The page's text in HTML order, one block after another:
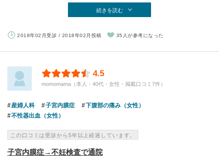
続きを読む
2018年02月受診 / 2018年02月投稿 35人が参考になった
4.5
momomama（本人・40代・女性・掲載口コミ7件）
産婦人科 子宮内膜症
下腹部の痛み（女性）
不性器出血（女性）
この口コミは受診から5年以上経過しています。
子宮内膜症→不妊検査で通院